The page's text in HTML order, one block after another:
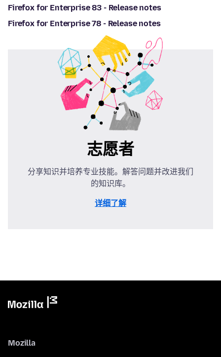
Firefox for Enterprise 83 - Release notes
Firefox for Enterprise 78 - Release notes
志愿者
分享知识并培养专业技能。解答问题并改进我们
的知识库。
详细了解
Mozilla